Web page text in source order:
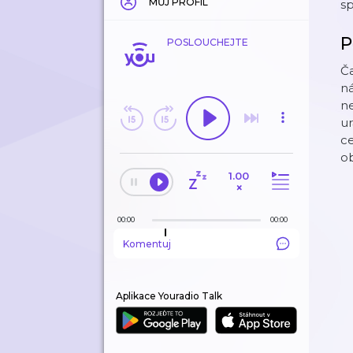
POSLOUCHEJTE
1.00
×
00:00 00:00
Komentuj
Aplikace Youradio Talk